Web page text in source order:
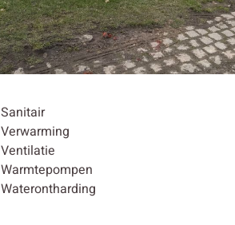
Sanitair
Verwarming
Ventilatie
Warmtepompen
Waterontharding